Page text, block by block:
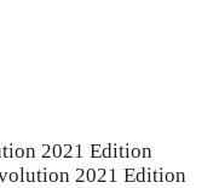
2021 Edition
2021 Edition